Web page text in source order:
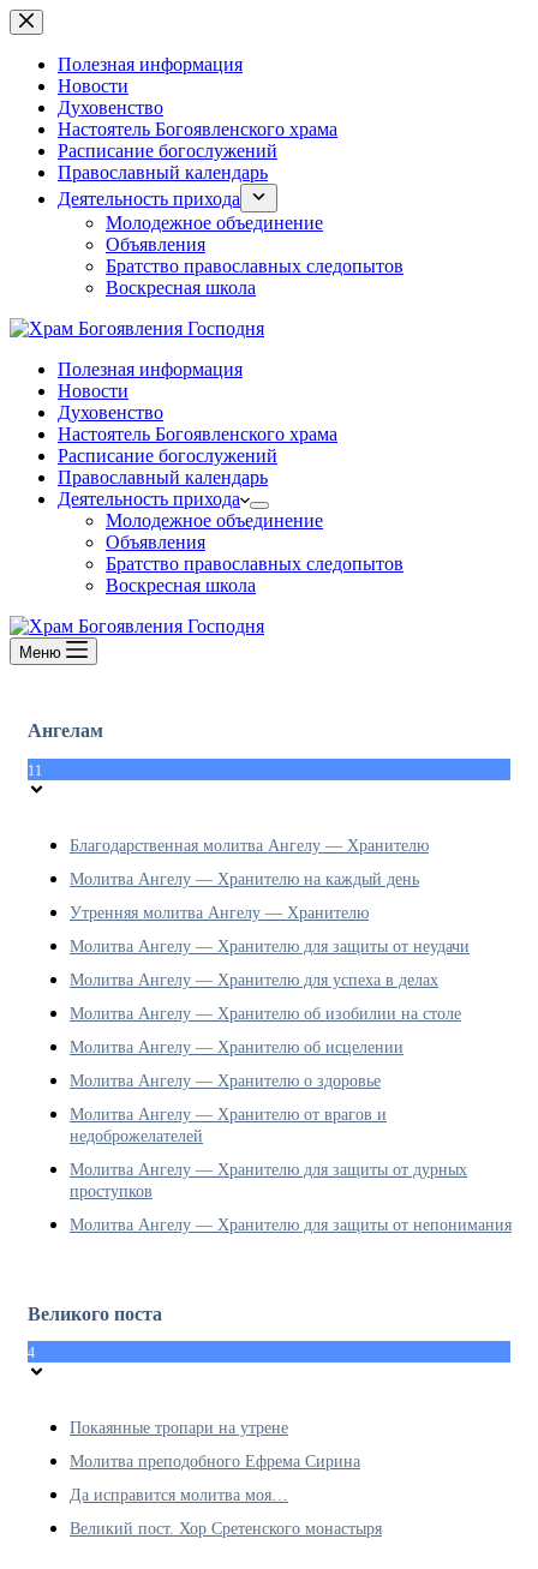
Перейти
к
сути
Полезная информация
Новости
Духовенство
Настоятель Богоявленского храма
Расписание богослужений
Православный календарь
Деятельность прихода
Молодежное объединение
Объявления
Братство православных следопытов
Воскресная школа
Полезная информация
Новости
Духовенство
Настоятель Богоявленского храма
Расписание богослужений
Православный календарь
Деятельность прихода
Молодежное объединение
Объявления
Братство православных следопытов
Воскресная школа
Меню
Ангелам
11
Благодарственная молитва Ангелу — Хранителю
Молитва Ангелу — Хранителю на каждый день
Утренняя молитва Ангелу — Хранителю
Молитва Ангелу — Хранителю для защиты от неудачи
Молитва Ангелу — Хранителю для успеха в делах
Молитва Ангелу — Хранителю об изобилии на столе
Молитва Ангелу — Хранителю об исцелении
Молитва Ангелу — Хранителю о здоровье
Молитва Ангелу — Хранителю от врагов и
недоброжелателей
Молитва Ангелу — Хранителю для защиты от дурных
проступков
Молитва Ангелу — Хранителю для защиты от непонимания
Великого поста
4
Покаянные тропари на утрене
Молитва преподобного Ефрема Сирина
Да исправится молитва моя…
Великий пост. Хор Сретенского монастыря